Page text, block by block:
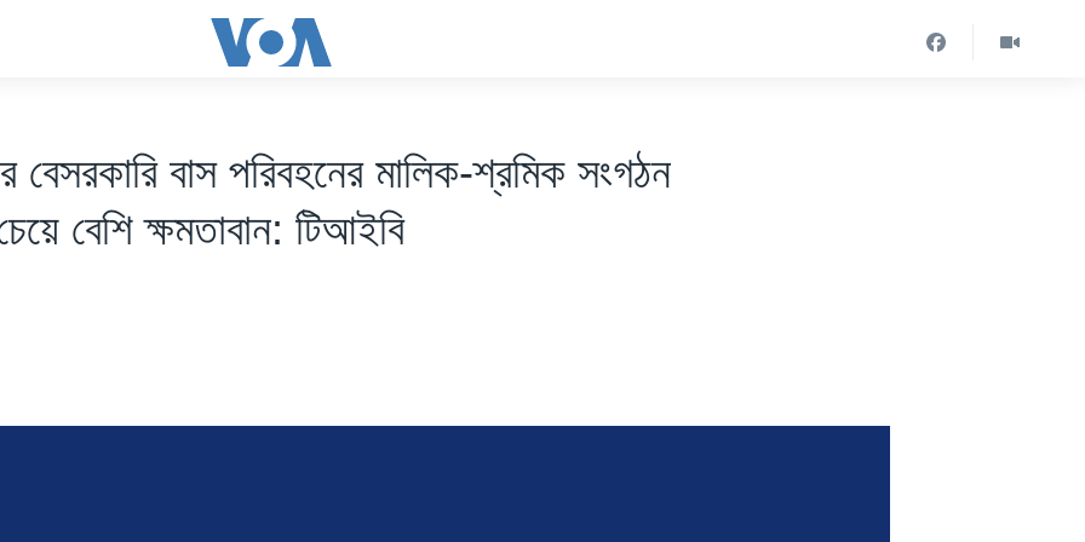
বেসরকারি বাস পরিবহনের মালিক-শ্রমিক সংগঠন
বেশি ক্ষমতাবান: টিআইবি